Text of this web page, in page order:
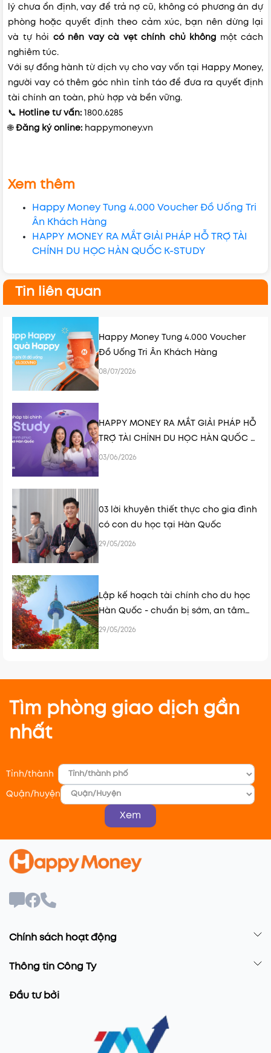
lý chưa ổn định, vay để trả nợ cũ, không có phương án dự
phòng hoặc quyết định theo cảm xúc, bạn nên dừng lại
và tự hỏi có nên vay cà vẹt chính chủ không một cách
nghiêm túc.
Với sự đồng hành từ dịch vụ cho vay vốn tại Happy Money,
người vay có thêm góc nhìn tỉnh táo để đưa ra quyết định
tài chính an toàn, phù hợp và bền vững.
📞 Hotline tư vấn: 1800.6285
🌐 Đăng ký online: happymoney.vn
Xem thêm
Happy Money Tung 4.000 Voucher Đồ Uống Tri
Ân Khách Hàng
HAPPY MONEY RA MẮT GIẢI PHÁP HỖ TRỢ TÀI
CHÍNH DU HỌC HÀN QUỐC K-STUDY
Tin liên quan
Happy Money Tung 4.000 Voucher
Đồ Uống Tri Ân Khách Hàng
08/07/2026
HAPPY MONEY RA MẮT GIẢI PHÁP HỖ
TRỢ TÀI CHÍNH DU HỌC HÀN QUỐC K-
STUDY
03/06/2026
03 lời khuyên thiết thực cho gia đình
có con du học tại Hàn Quốc
29/05/2026
Lập kế hoạch tài chính cho du học
Hàn Quốc - chuẩn bị sớm, an tâm
hơn
29/05/2026
Tìm phòng giao dịch gần
nhất
Tỉnh/thành
Quận/huyện
Xem
Chính sách hoạt động
Thông tin Công Ty
Đầu tư bởi